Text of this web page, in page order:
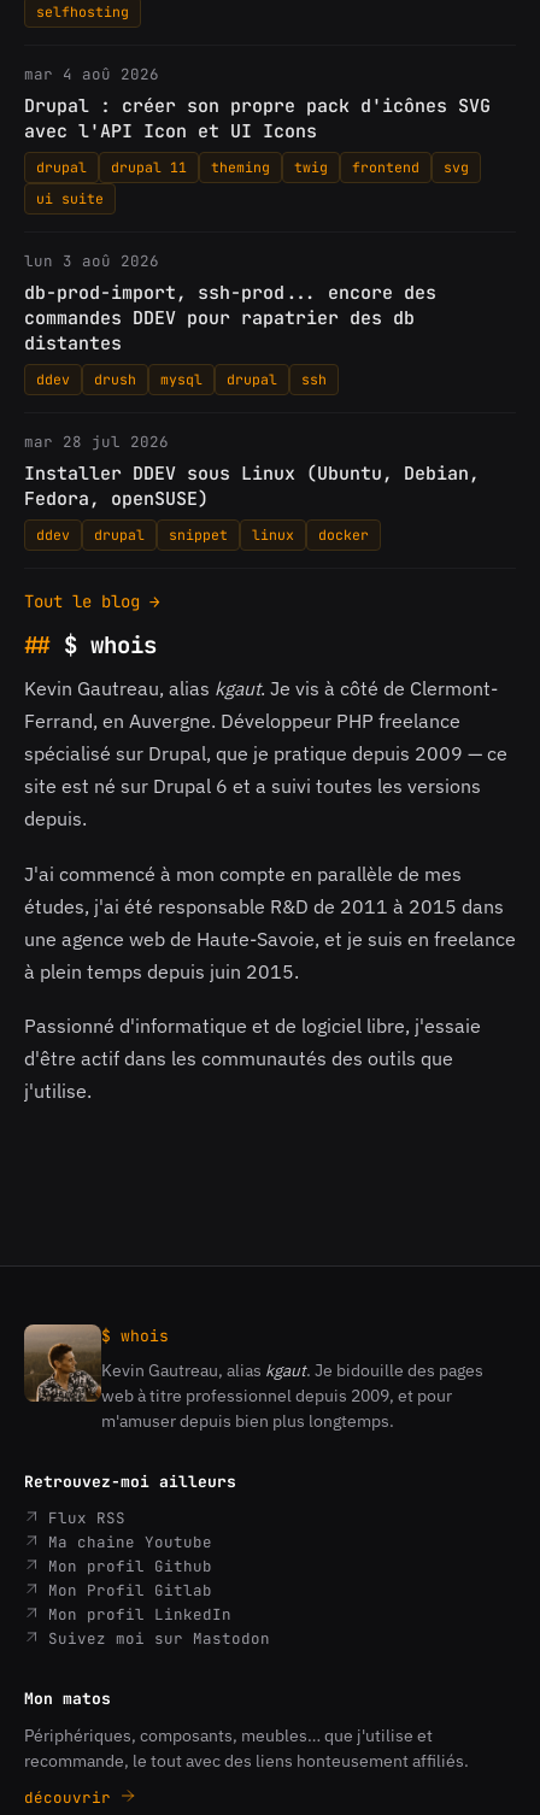
selfhosting
mar 4 aoû 2026
Drupal : créer son propre pack d'icônes SVG
avec l'API Icon et UI Icons
drupal drupal 11 theming twig frontend
svg
ui suite
lun 3 aoû 2026
db-prod-import, ssh-prod... encore des
commandes DDEV pour rapatrier des db
distantes
ddev drush mysql drupal ssh
mar 28 jul 2026
Installer DDEV sous Linux (Ubuntu, Debian,
Fedora, openSUSE)
ddev drupal snippet linux docker
Tout le blog →
$ whois
Kevin Gautreau, alias kgaut. Je vis à côté de Clermont-
Ferrand, en Auvergne. Développeur PHP freelance
spécialisé sur Drupal, que je pratique depuis 2009 — ce
site est né sur Drupal 6 et a suivi toutes les versions
depuis.
J'ai commencé à mon compte en parallèle de mes
études, j'ai été responsable R&D de 2011 à 2015 dans
une agence web de Haute-Savoie, et je suis en freelance
à plein temps depuis juin 2015.
Passionné d'informatique et de logiciel libre, j'essaie
d'être actif dans les communautés des outils que
j'utilise.
$ whois
Kevin
Gautreau
Kevin Gautreau, alias kgaut. Je bidouille des pages
web à titre professionnel depuis 2009, et pour
m'amuser depuis bien plus longtemps.
Retrouvez-moi ailleurs
Flux RSS
Ma chaine Youtube
Mon profil Github
Mon Profil Gitlab
Mon profil LinkedIn
Suivez moi sur Mastodon
Mon matos
Périphériques, composants, meubles… que j'utilise et
recommande, le tout avec des liens honteusement affiliés.
découvrir